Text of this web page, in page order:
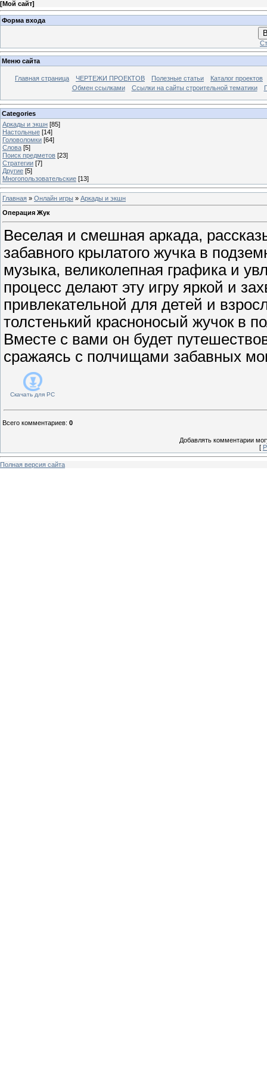
[Мой сайт]
Форма входа
Меню сайта
Главная страница ЧЕРТЕЖИ ПРОЕКТОВ Полезные статьи
Каталог проектов
Обмен ссылками
Ссылки на сайты строительной тематики
Categories
Аркады и экшн [85]
Настольные [14]
Головоломки [64]
Слова [5]
Поиск предметов [23]
Стратегии [7]
Другие [5]
Многопользовательские [13]
Главная » Онлайн игры » Аркады и экшн
Операция Жук
Веселая и смешная аркада,
забавного крылатого жучка в
музыка, великолепная графика и
процесс делают эту игру яркой и
привлекательной для детей и
толстенький красноносый жучок в
Вместе с вами он будет
сражаясь с полчищами забавных
Скачать для PC
Всего комментариев: 0
Добавлять комментарии
[
Полная версия сайта